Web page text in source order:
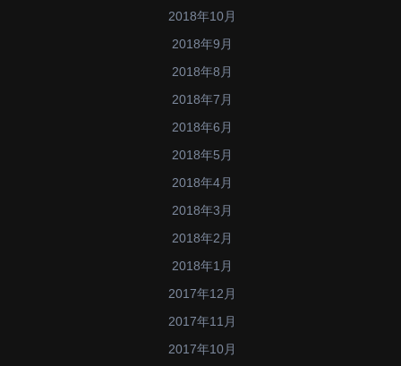
2018年10月
2018年9月
2018年8月
2018年7月
2018年6月
2018年5月
2018年4月
2018年3月
2018年2月
2018年1月
2017年12月
2017年11月
2017年10月